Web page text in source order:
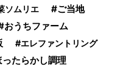
ソムリエ ご当地
おうちファーム
エレファントリング
ったらかし調理